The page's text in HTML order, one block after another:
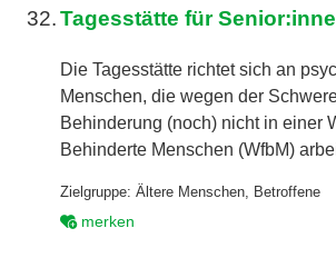
32. Tagesstätte für
Die Tagesstätte richtet sich an
Menschen, die wegen der
Behinderung (noch) nicht in einer
Behinderte Menschen (WfbM)
Zielgruppe:Ältere Menschen, Betroffene
merken